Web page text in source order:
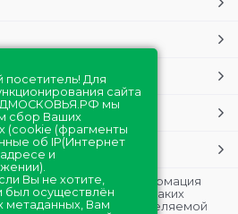
на то, что данная информация
целях и ни при каких
офертой, определяемой
Для
сайта
мы
сбор Ваших
(cookie (фрагменты
об IP(Интернет
и
Вы не хотите,
был осуществлён
метаданных, Вам